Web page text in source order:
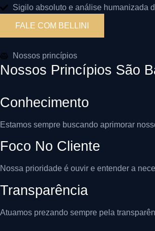
Sigilo absoluto e análise humanizada
FALE COM BELLINI
Nossos princípios
Nossos Princípios São
Conhecimento
Estamos sempre buscando aprimorar
Foco No Cliente
Nossa prioridade é ouvir e entender a
Transparência
Atuamos prezando sempre pela